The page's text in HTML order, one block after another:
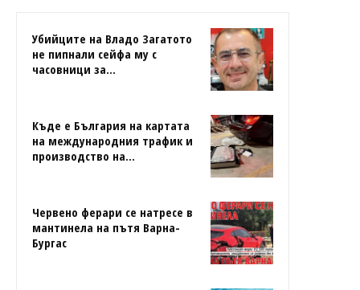
Убийците на Владо Загатото
не пипнали сейфа му с
часовници за...
Къде е България на картата
на международния трафик и
производство на...
Червено ферари се натресе в
мантинела на пътя Варна-
Бургас